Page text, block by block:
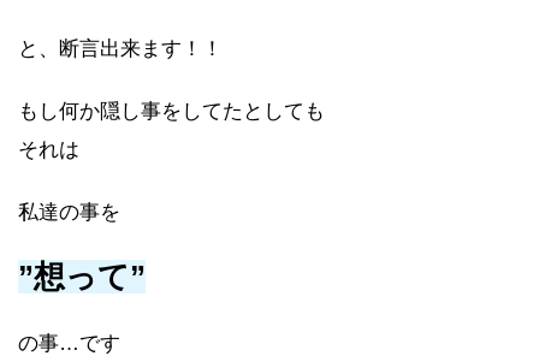
と、断言出来ます！！
もし何か隠し事をしてたとしても
それは
私達の事を
”想って”
の事…です